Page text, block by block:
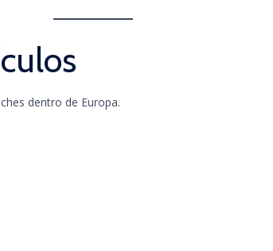
dentro de Europa.